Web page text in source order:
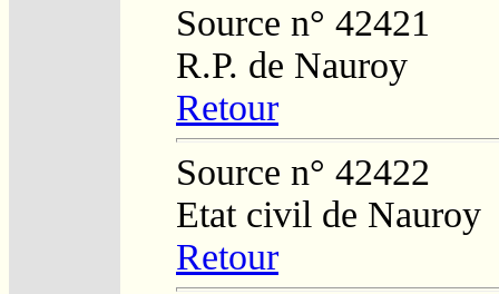
Source n° 42421
R.P. de Nauroy
Retour
Source n° 42422
Etat civil de Nauroy
Retour